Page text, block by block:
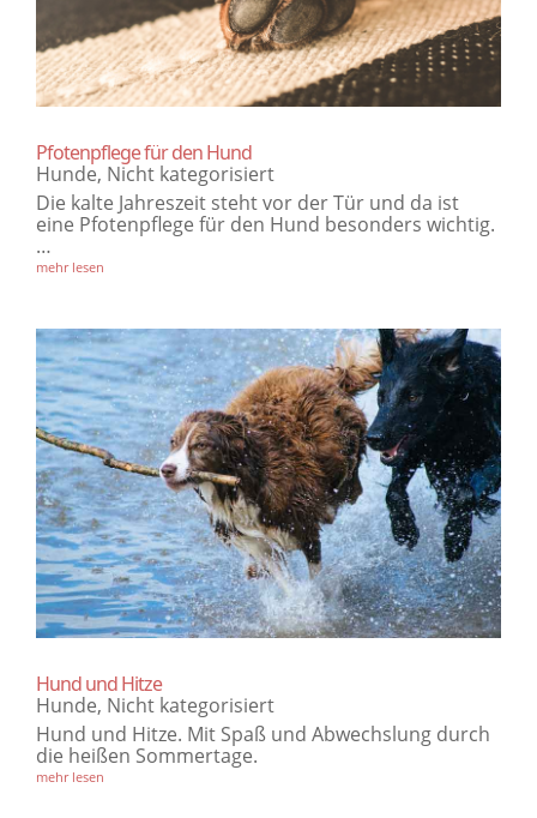
Pfotenpflege für den Hund
Hunde, Nicht kategorisiert
Die kalte Jahreszeit steht vor der Tür und da ist
eine Pfotenpflege für den Hund​ besonders wichtig.
…
mehr lesen
Hund und Hitze
Hunde, Nicht kategorisiert
Hund und Hitze. Mit Spaß und Abwechslung durch
die heißen Sommertage.
mehr lesen